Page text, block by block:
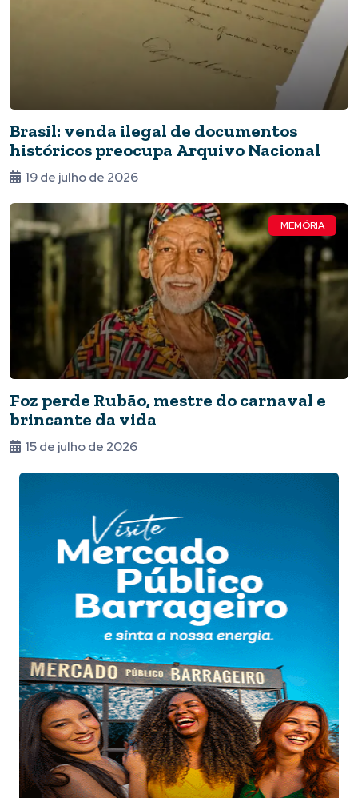
Brasil: venda ilegal de documentos
históricos preocupa Arquivo Nacional
19 de julho de 2026
MEMÓRIA
Foz perde Rubão, mestre do carnaval e
brincante da vida
15 de julho de 2026